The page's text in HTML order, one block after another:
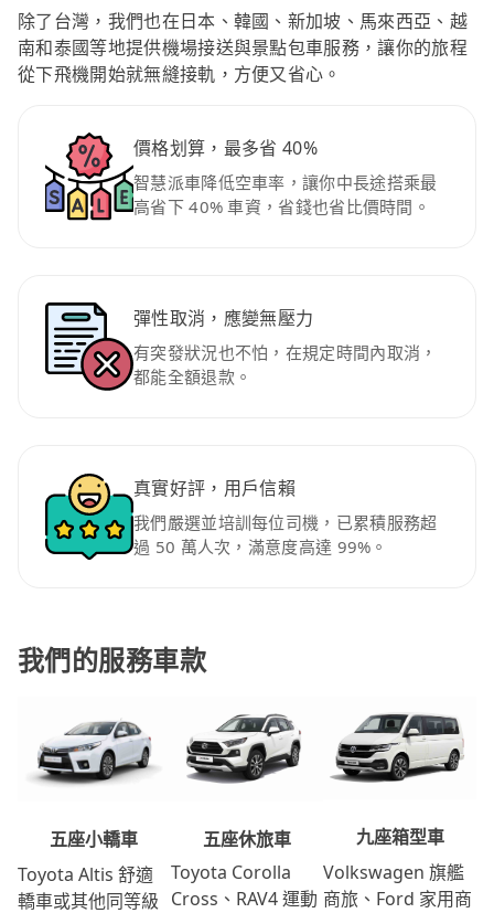
除了台灣，我們也在日本、韓國、新加坡、馬來西亞、越
南和泰國等地提供機場接送與景點包車服務，讓你的旅程
從下飛機開始就無縫接軌，方便又省心。
價格划算，最多省 40%
智慧派車降低空車率，讓你中長途搭乘最
高省下 40% 車資，省錢也省比價時間。
彈性取消，應變無壓力
有突發狀況也不怕，在規定時間內取消，
都能全額退款。
真實好評，用戶信賴
我們嚴選並培訓每位司機，已累積服務超
過 50 萬人次，滿意度高達 99%。
我們的服務車款
五座小轎車
Toyota Altis 舒適
轎車或其他同等級
五座休旅車
Toyota Corolla
Cross、RAV4 運動
九座箱型車
Volkswagen 旗艦
商旅、Ford 家用商